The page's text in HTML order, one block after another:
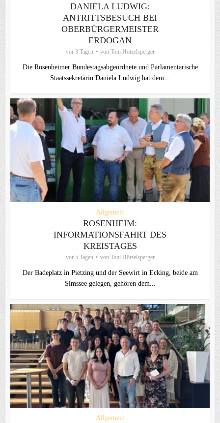
DANIELA LUDWIG:
ANTRITTSBESUCH BEI
OBERBÜRGERMEISTER
ERDOGAN
vor 3 Tagen von Toni Hötzelsperger
Die Rosenheimer Bundestagsabgeordnete und Parlamentarische
Staatssekretärin Daniela Ludwig hat dem...
Allgemein
ROSENHEIM:
INFORMATIONSFAHRT DES
KREISTAGES
vor 5 Tagen von Toni Hötzelsperger
Der Badeplatz in Pietzing und der Seewirt in Ecking, beide am
Simssee gelegen, gehören dem...
Allgemein